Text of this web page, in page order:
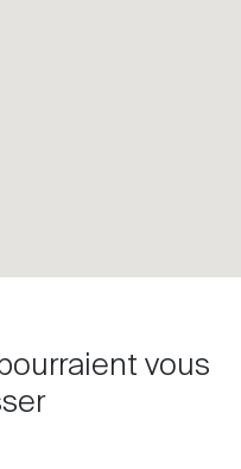
vous